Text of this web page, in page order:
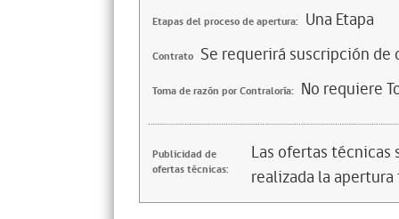
Etapas del proceso de apertura: Una Etapa
Contrato Se requerirá suscripción
Toma de razón por Contraloría: No requiere
Publicidad de
ofertas técnicas:
Las ofertas
realizada la